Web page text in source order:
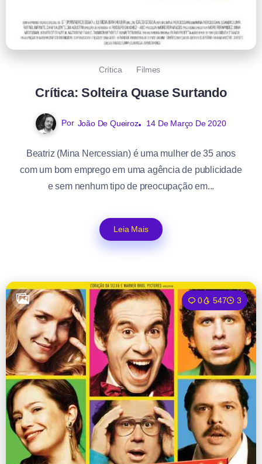
Crítica Filmes
Crítica: Solteira Quase Surtando
Por João De Queiroz 14 De Março De 2020
Beatriz (Mina Nercessian) é uma mulher de 35 anos
com um bom emprego em uma agência de publicidade
e sem nenhum tipo de preocupação em...
Leia Mais
0 547 3